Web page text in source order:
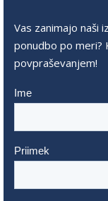
Vas zanimajo naši
ponudbo po meri?
povpraševanjem!